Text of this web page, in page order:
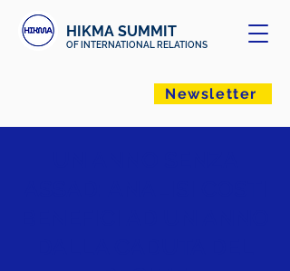
HIKMA SUMMIT
OF INTERNATIONAL RELATIONS
Newsletter